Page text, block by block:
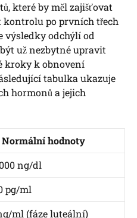
které by měl zajišťovat
kontrolu po prvních třech
výsledky odchýlí od
už nezbytné upravit
kroky k obnovení
tabulka ukazuje
hormonů a jejich
Normální hodnoty
ng/dl
pg/ml
ml (fáze luteální)